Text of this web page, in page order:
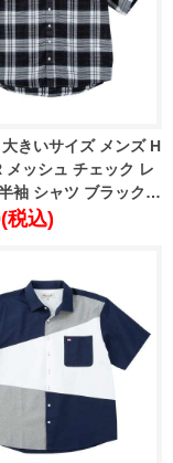
大きいサイズ メンズ H
メッシュ チェック レ
袖 シャツ ブラック
2 3L 4L 5L 6L 8L
税込)